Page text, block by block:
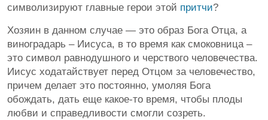
символизируют главные герои этой притчи?
Хозяин в данном случае — это образ Бога Отца, а
виноградарь – Иисуса, в то время как смоковница –
это символ равнодушного и черствого человечества.
Иисус ходатайствует перед Отцом за человечество,
причем делает это постоянно, умоляя Бога
обождать, дать еще какое-то время, чтобы плоды
любви и справедливости смогли созреть.